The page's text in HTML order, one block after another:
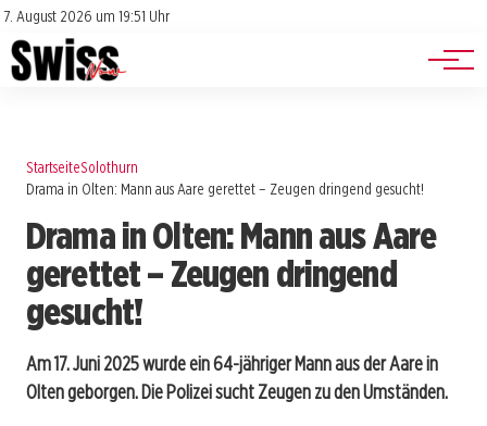
7. August 2026 um 19:51 Uhr
Impressum
Datenschutz
Jobs
Events
StartseiteSolothurn
Drama in Olten: Mann aus Aare gerettet – Zeugen dringend gesucht!
Drama in Olten: Mann aus Aare
gerettet – Zeugen dringend
gesucht!
Am 17. Juni 2025 wurde ein 64-jähriger Mann aus der Aare in
Olten geborgen. Die Polizei sucht Zeugen zu den Umständen.